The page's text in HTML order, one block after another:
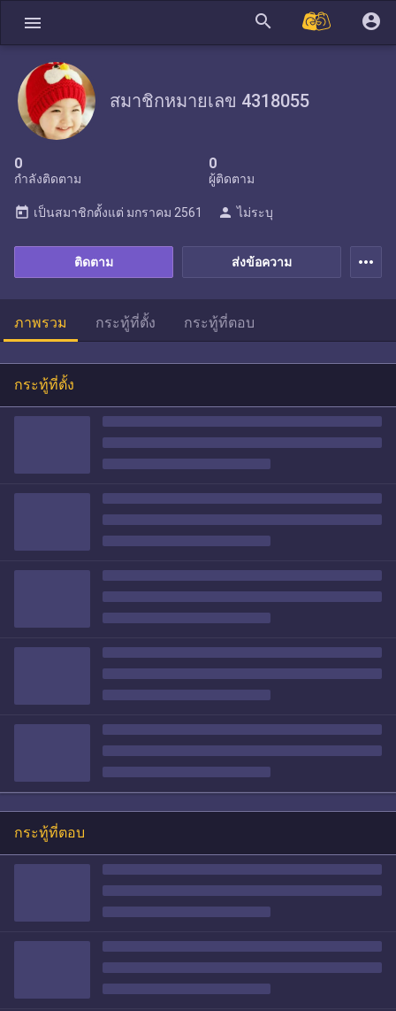
menu search account_circle
สมาชิกหมายเลข 4318055
0
กำลังติดตาม
0
ผู้ติดตาม
ส่งข้อความ
ติดตาม
today เป็นสมาชิกตั้งแต่ มกราคม 2561 person ไม่ระบุ
more_horiz
ภาพรวม กระทู้ที่ตั้ง กระทู้ที่ตอบ
กระทู้ที่ตั้ง
กระทู้ที่ตอบ